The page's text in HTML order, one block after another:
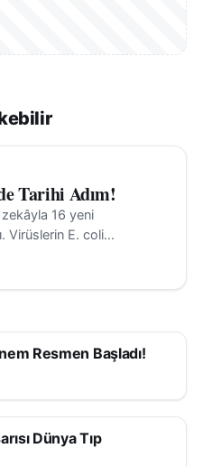
Tarihi Adım!
16 yeni
Virüslerin E. coli
tehdit
Resmen Başladı!
Dünya Tıp